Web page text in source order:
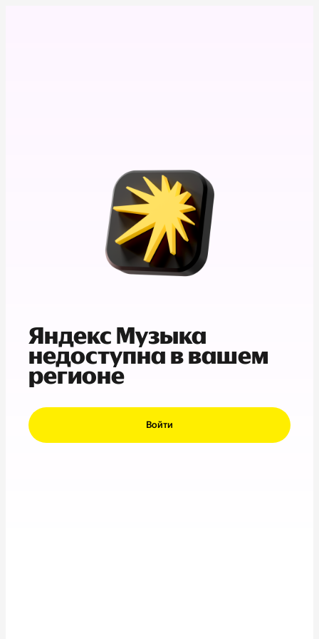
Яндекс Музыка
недоступна в вашем
регионе
Войти